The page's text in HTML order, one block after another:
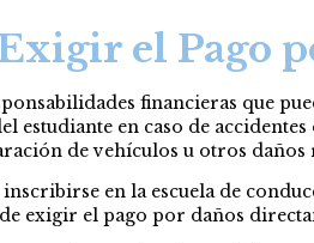
el Pago
financieras que
en caso de
de vehículos u otros daños
en la escuela de
exigir el pago por daños